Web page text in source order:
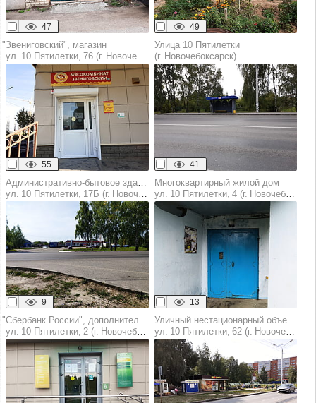
47 49
"Звениговский", магазин
ул. 10 Пятилетки, 76 (г. Новочебоксарск)
55
Улица 10 Пятилетки
(г. Новочебоксарск)
41
ул. 10 Пятилетки, 17Б (г. Новочебоксарск)
9
Многоквартирный жилой дом
ул. 10 Пятилетки, 4 (г. Новочебоксарск)
13
ул. 10 Пятилетки, 2 (г. Новочебоксарск)
Уличный нестационарный объект торговли (оказания услуг)
ул. 10 Пятилетки, 62 (г. Новочебоксарск)